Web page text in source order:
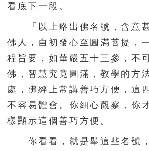
看底下一段。
「以上略出佛名號，含意甚
佛人，自初發心至圓滿菩提，
程旨要，如華嚴五十三參，不
佛，智慧究竟圓滿，教學的方
處，佛經上常講善巧方便，這
不容易體會。你細心觀察，你
樣顯示這個善巧方便。
你看看，就是舉這些名號